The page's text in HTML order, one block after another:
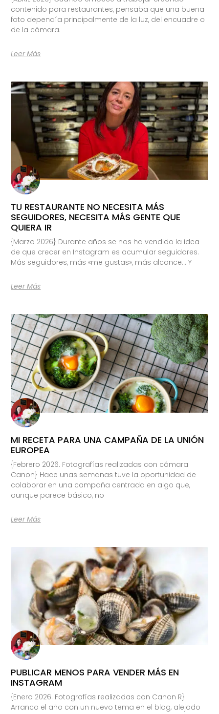
contenido para restaurantes, pensaba que una buena
foto dependía principalmente de la luz, del encuadre o
de la cámara.
Leer Más
TU RESTAURANTE NO NECESITA MÁS
SEGUIDORES, NECESITA MÁS GENTE QUE
QUIERA IR
{Marzo 2026} Durante años se nos ha vendido la idea
de que crecer en Instagram es acumular seguidores.
Más seguidores, más «me gustas», más alcance… Y
Leer Más
MI RECETA PARA UNA CAMPAÑA DE LA UNIÓN
EUROPEA
{Febrero 2026. Fotografías realizadas con cámara
Canon} Hace unas semanas tuve la oportunidad de
colaborar en una campaña centrada en algo que,
aunque parece básico, no
Leer Más
PUBLICAR MENOS PARA VENDER MÁS EN
INSTAGRAM
{Enero 2026. Fotografías realizadas con Canon R}
Arranco el año con un nuevo tema en el blog, alejado